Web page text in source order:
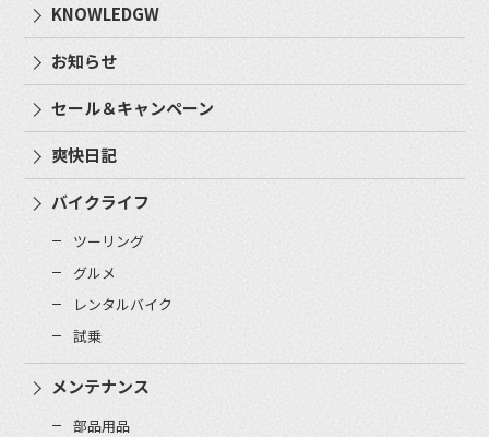
KNOWLEDGW
お知らせ
セール＆キャンペーン
爽快日記
バイクライフ
ツーリング
グルメ
レンタルバイク
試乗
メンテナンス
部品用品